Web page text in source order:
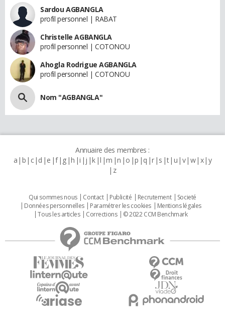
Sardou AGBANGLA
profil personnel | RABAT
Christelle AGBANGLA
profil personnel | COTONOU
Ahogla Rodrigue AGBANGLA
profil personnel | COTONOU
Nom "AGBANGLA"
Annuaire des membres :
a b c d e f g h i j k l m n o p q r s t u v w x y
z
Qui sommes nous Contact Publicité Recrutement
Societé
Données personnelles
Paramétrer les cookies
Mentions légales
Tous les articles
Corrections © 2022 CCM Benchmark